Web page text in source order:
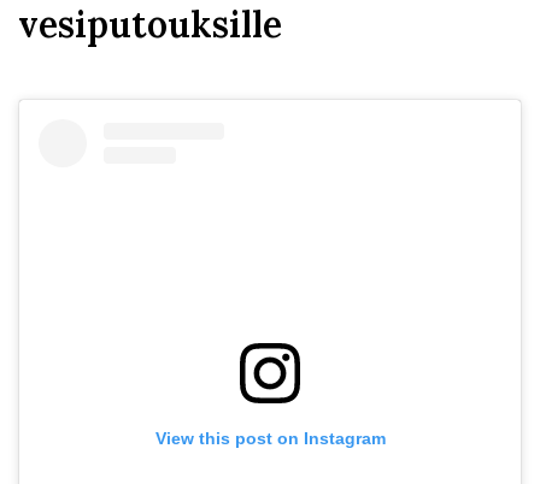
vesiputouksille
View this post on Instagram